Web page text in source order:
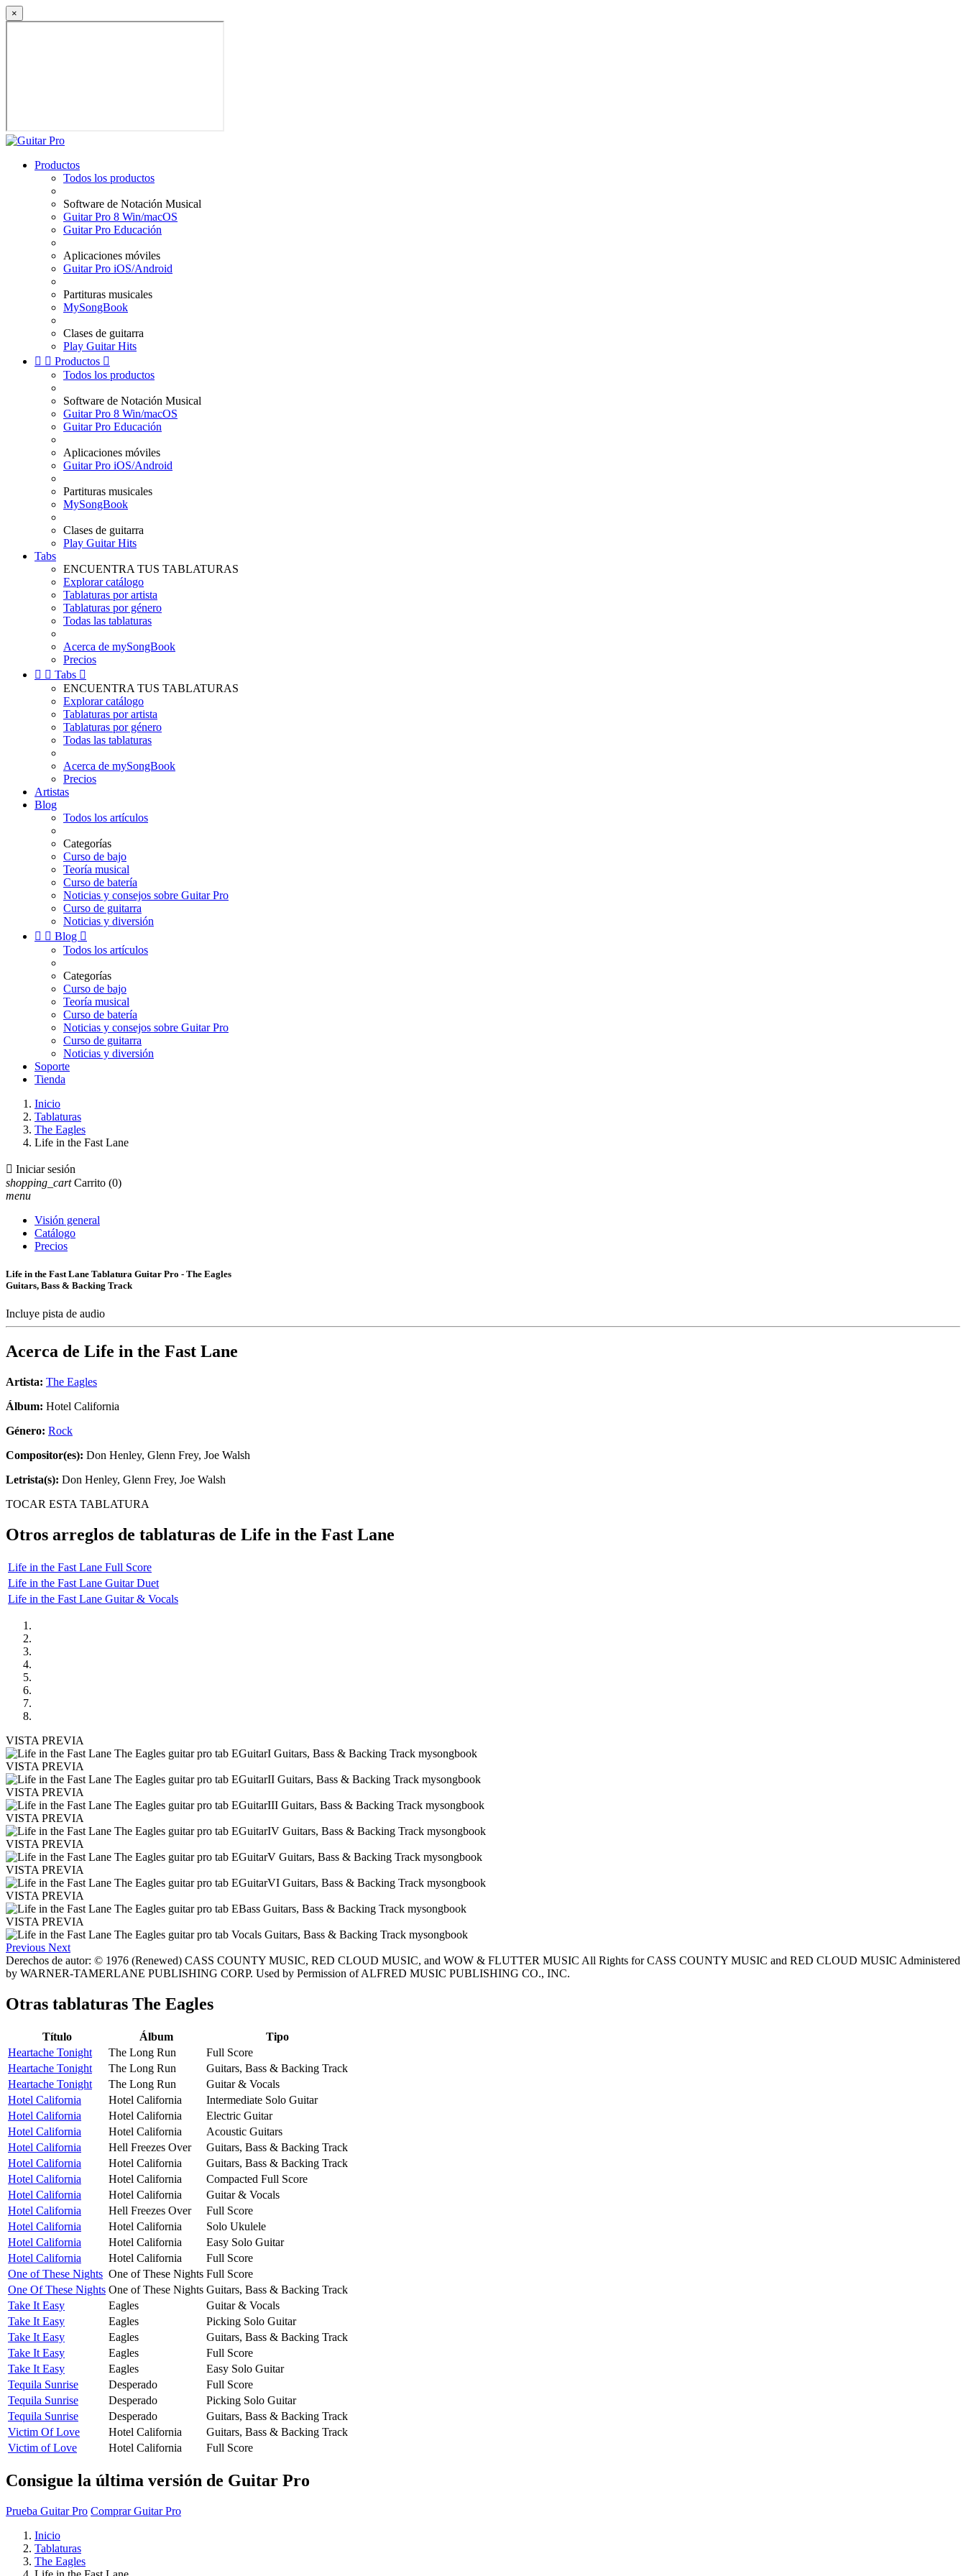
×
Productos
Todos los productos
Software de Notación Musical
Guitar Pro 8 Win/macOS
Guitar Pro Educación
Aplicaciones móviles
Guitar Pro iOS/Android
Partituras musicales
MySongBook
Clases de guitarra
Play Guitar Hits
  Productos 
Todos los productos
Software de Notación Musical
Guitar Pro 8 Win/macOS
Guitar Pro Educación
Aplicaciones móviles
Guitar Pro iOS/Android
Partituras musicales
MySongBook
Clases de guitarra
Play Guitar Hits
Tabs
ENCUENTRA TUS TABLATURAS
Explorar catálogo
Tablaturas por artista
Tablaturas por género
Todas las tablaturas
Acerca de mySongBook
Precios
  Tabs 
ENCUENTRA TUS TABLATURAS
Explorar catálogo
Tablaturas por artista
Tablaturas por género
Todas las tablaturas
Acerca de mySongBook
Precios
Artistas
Blog
Todos los artículos
Categorías
Curso de bajo
Teoría musical
Curso de batería
Noticias y consejos sobre Guitar Pro
Curso de guitarra
Noticias y diversión
  Blog 
Todos los artículos
Categorías
Curso de bajo
Teoría musical
Curso de batería
Noticias y consejos sobre Guitar Pro
Curso de guitarra
Noticias y diversión
Soporte
Tienda
Inicio
Tablaturas
The Eagles
Life in the Fast Lane
 Iniciar sesión
shopping_cart Carrito (0)
menu
Visión general
Catálogo
Precios
Life in the Fast Lane Tablatura Guitar Pro - The Eagles
Guitars, Bass & Backing Track
Incluye pista de audio
Acerca de Life in the Fast Lane
Artista: The Eagles
Álbum: Hotel California
Género: Rock
Compositor(es): Don Henley, Glenn Frey, Joe Walsh
Letrista(s): Don Henley, Glenn Frey, Joe Walsh
TOCAR ESTA TABLATURA
Otros arreglos de tablaturas de Life in the Fast Lane
Life in the Fast Lane Full Score
Life in the Fast Lane Guitar Duet
Life in the Fast Lane Guitar & Vocals
VISTA PREVIA
VISTA PREVIA
VISTA PREVIA
VISTA PREVIA
VISTA PREVIA
VISTA PREVIA
VISTA PREVIA
VISTA PREVIA
Previous Next
Derechos de autor: © 1976 (Renewed) CASS COUNTY MUSIC, RED CLOUD MUSIC, and WOW & FLUTTER MUSIC All Rights for CASS COUNTY MUSIC and RED CLOUD MUSIC Administered
by WARNER-TAMERLANE PUBLISHING CORP. Used by Permission of ALFRED MUSIC PUBLISHING CO., INC.
Otras tablaturas The Eagles
Título Álbum
Tipo
Heartache Tonight
The Long Run
Full Score
Heartache Tonight
The Long Run
Guitars, Bass & Backing Track
Heartache Tonight
The Long Run
Guitar & Vocals
Hotel California
Hotel California
Intermediate Solo Guitar
Hotel California
Hotel California
Electric Guitar
Hotel California
Hotel California
Acoustic Guitars
Hotel California
Hell Freezes Over
Guitars, Bass & Backing Track
Hotel California
Hotel California
Guitars, Bass & Backing Track
Hotel California
Hotel California
Compacted Full Score
Hotel California
Hotel California
Guitar & Vocals
Hotel California
Hell Freezes Over
Full Score
Hotel California
Hotel California
Solo Ukulele
Hotel California
Hotel California
Easy Solo Guitar
Hotel California
Hotel California
Full Score
One of These Nights One of These Nights Full Score
One Of These Nights One of These Nights Guitars, Bass & Backing Track
Take It Easy
Eagles
Guitar & Vocals
Take It Easy
Eagles
Picking Solo Guitar
Take It Easy
Eagles
Guitars, Bass & Backing Track
Take It Easy
Eagles
Full Score
Take It Easy
Eagles
Easy Solo Guitar
Tequila Sunrise
Desperado
Full Score
Tequila Sunrise
Desperado
Picking Solo Guitar
Tequila Sunrise
Desperado
Guitars, Bass & Backing Track
Victim Of Love
Hotel California
Guitars, Bass & Backing Track
Victim of Love
Hotel California Full Score
Consigue la última versión de Guitar Pro
Prueba Guitar Pro Comprar Guitar Pro
Inicio
Tablaturas
The Eagles